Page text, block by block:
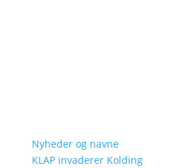
Nyheder og navne
KLAP invaderer Kolding